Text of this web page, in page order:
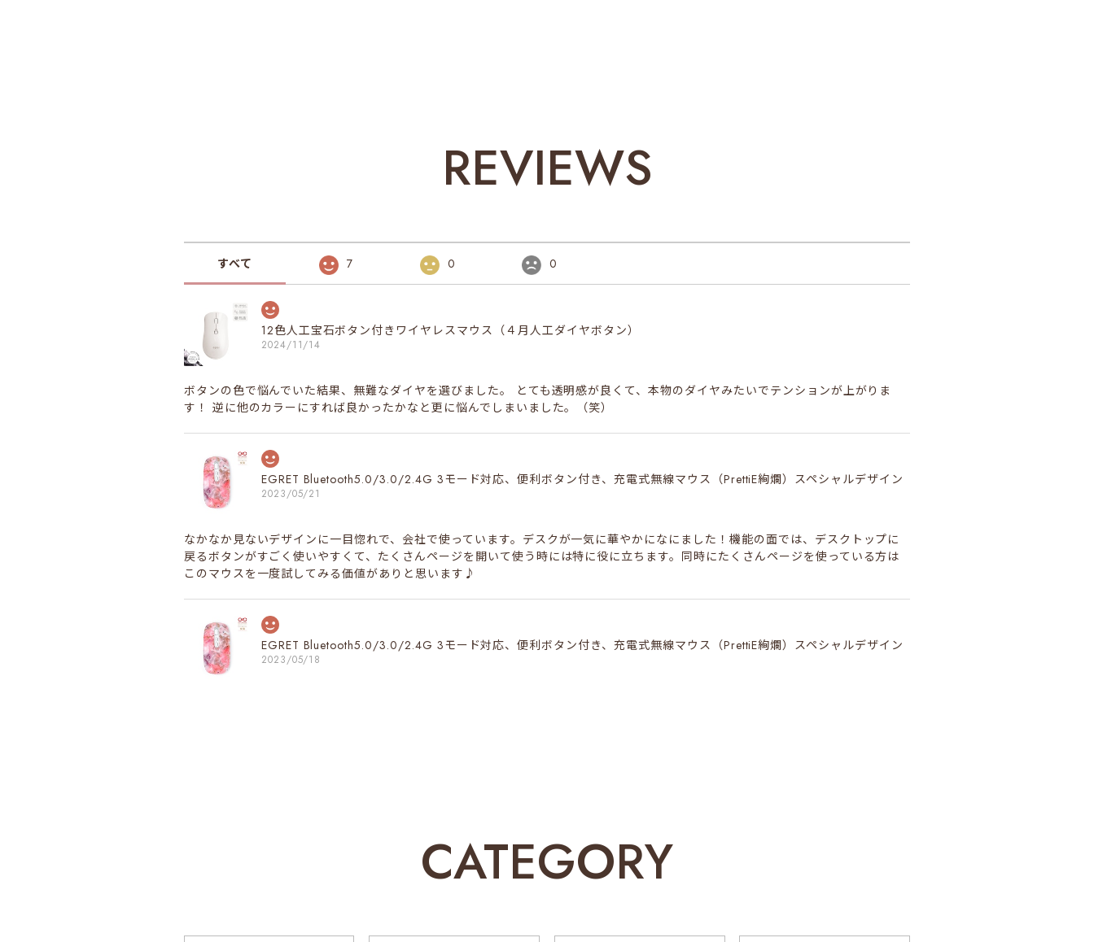
REVIEWS
すべて 7 0 0
12色人工宝石ボタン付きワイヤレスマウス（４月人工ダイヤボタン）
2024/11/14
ボタンの色で悩んでいた結果、無難なダイヤを選びました。 とても透明感が良くて、本物のダイヤみたいでテンションが上がりま
す！ 逆に他のカラーにすれば良かったかなと更に悩んでしまいました。（笑）
EGRET Bluetooth5.0/3.0/2.4G 3モード対応、便利ボタン付き、充電式無線マウス（PrettiE絢爛）スペシャルデザイン
2023/05/21
なかなか見ないデザインに一目惚れで、会社で使っています。デスクが一気に華やかになにました！機能の面では、デスクトップに
戻るボタンがすごく使いやすくて、たくさんページを開いて使う時には特に役に立ちます。同時にたくさんページを使っている方は
このマウスを一度試してみる価値がありと思います♪
EGRET Bluetooth5.0/3.0/2.4G 3モード対応、便利ボタン付き、充電式無線マウス（PrettiE絢爛）スペシャルデザイン
2023/05/18
一目惚れ！こんな可愛いマウスはじめてみたのです！ 指の動きが滑らかで使い心地はよいです。 本体も軽く、静音性能もよく、接続
今後ともEGRETのご支援、ご愛顧をお願い申し上げます。
CATEGORY